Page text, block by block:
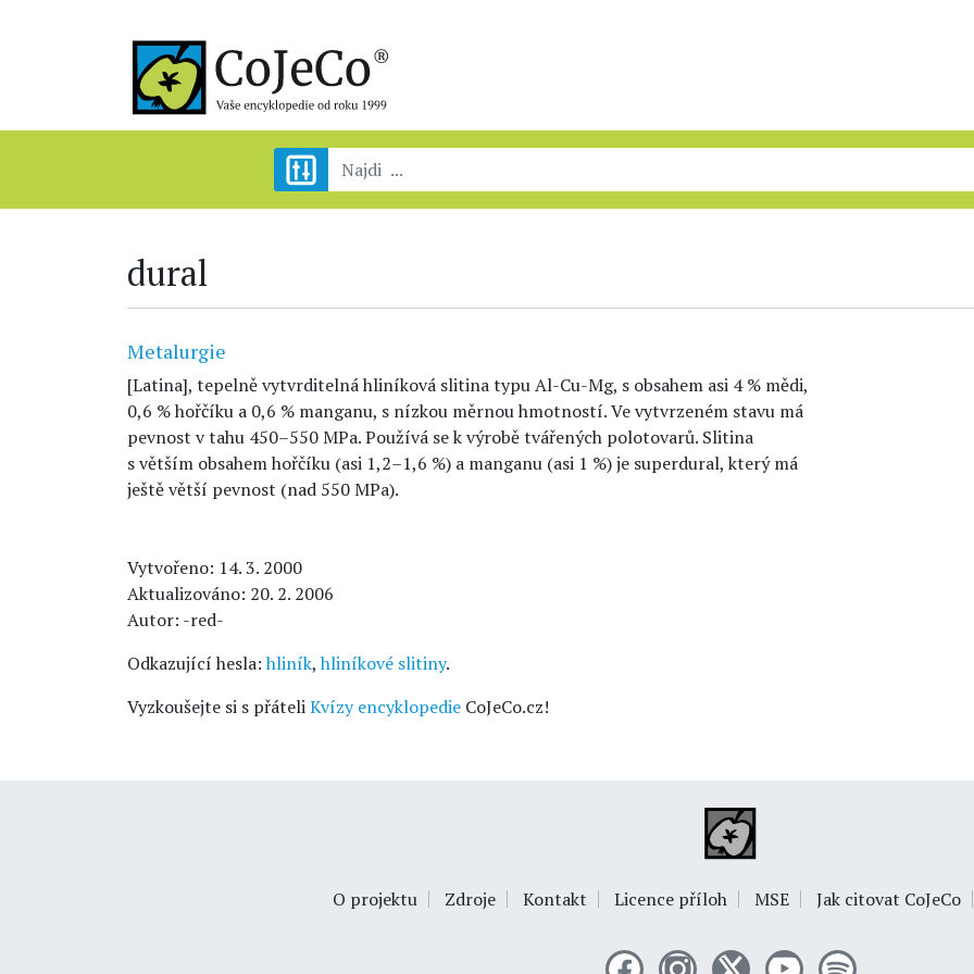
dural
Metalurgie
[Latina], tepelně vytvrditelná hliníková slitina typu Al-Cu-Mg, s obsahem asi 4 % mědi,
0,6 % hořčíku a 0,6 % manganu, s nízkou měrnou hmotností. Ve vytvrzeném stavu má
pevnost v tahu 450–550 MPa. Používá se k výrobě tvářených polotovarů. Slitina
s větším obsahem hořčíku (asi 1,2–1,6 %) a manganu (asi 1 %) je superdural, který má
ještě větší pevnost (nad 550 MPa).
Vytvořeno: 14. 3. 2000
Aktualizováno: 20. 2. 2006
Autor: -red-
Odkazující hesla: hliník, hliníkové slitiny.
Vyzkoušejte si s přáteliKvízy encyklopedie CoJeCo.cz!
O projektu Zdroje Kontakt Licence příloh MSE Jak citovat CoJeCo